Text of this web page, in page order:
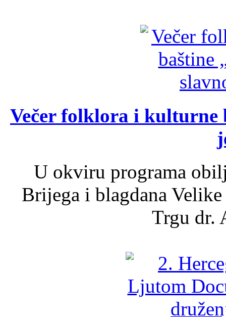
Večer folklora i kulturne
U okviru programa
Brijega i blagdana
Trgu dr.